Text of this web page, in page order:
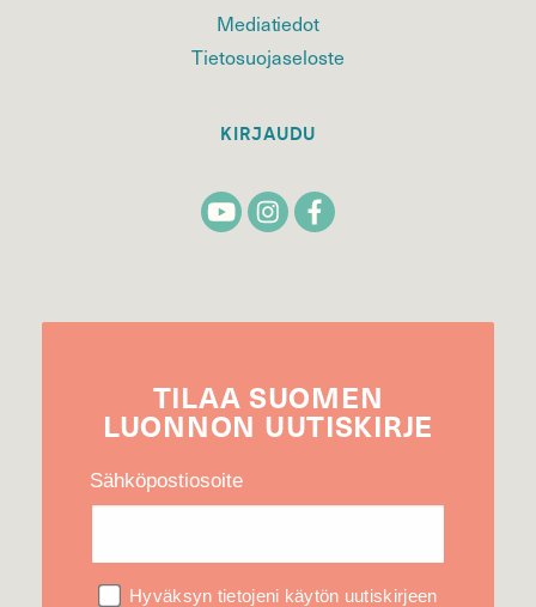
Mediatiedot
Tietosuojaseloste
KIRJAUDU
TILAA SUOMEN
LUONNON UUTIS­KIRJE
Sähköpostiosoite
Hyväksyn tietojeni käytön uutiskirjeen